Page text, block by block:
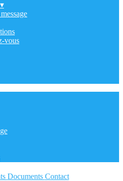
▾
vous
Documents Contact